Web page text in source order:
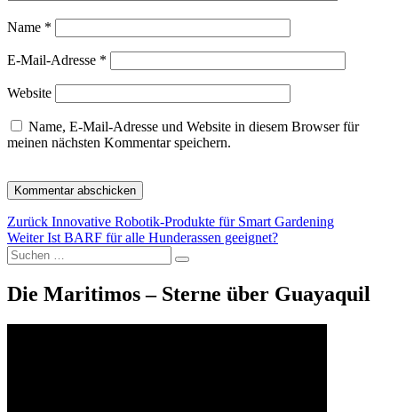
Name *
E-Mail-Adresse *
Website
Name, E-Mail-Adresse und Website in diesem Browser für
meinen nächsten Kommentar speichern.
Beitragsnavigation
Zurück Vorheriger
Beitrag:
Innovative Robotik-Produkte für Smart Gardening
Weiter Nächster
Beitrag:
Ist BARF für alle Hunderassen geeignet?
Suche
nach:
Suchen
Die Maritimos – Sterne über Guayaquil